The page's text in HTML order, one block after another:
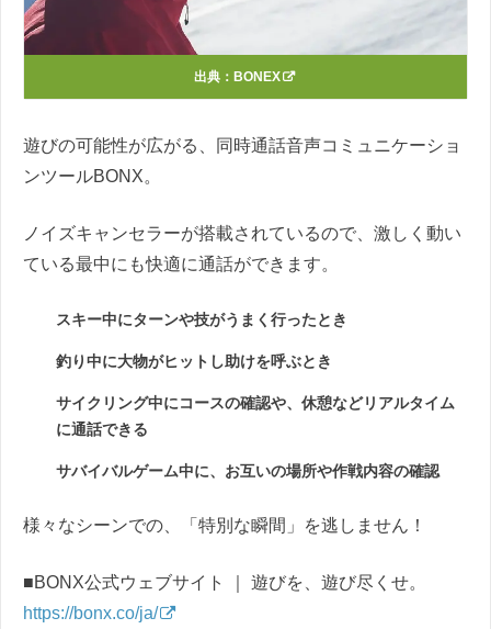
出典： BONEX
遊びの可能性が広がる、同時通話音声コミュニケーショ
ンツールBONX。
ノイズキャンセラーが搭載されているので、激しく動い
ている最中にも快適に通話ができます。
スキー中にターンや技がうまく行ったとき
釣り中に大物がヒットし助けを呼ぶとき
サイクリング中にコースの確認や、休憩などリアルタイム
に通話できる
サバイバルゲーム中に、お互いの場所や作戦内容の確認
様々なシーンでの、「特別な瞬間」を逃しません！
■BONX公式ウェブサイト ｜ 遊びを、遊び尽くせ。
https://bonx.co/ja/